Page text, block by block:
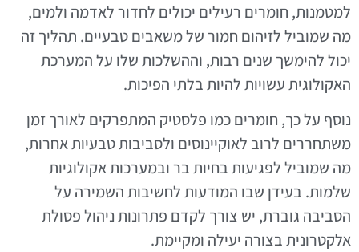
למטמנות, חומרים רעילים יכולים לחדור לאדמה ולמים,
מה שמוביל לזיהום חמור של משאבים טבעיים. תהליך זה
יכול להימשך שנים רבות, וההשלכות שלו על המערכת
האקולוגית עשויות להיות בלתי הפיכות.
נוסף על כך, חומרים כמו פלסטיק המתפרקים לאורך זמן
משתחררים לרוב לאוקיינוסים ולסביבות טבעיות אחרות,
מה שמוביל לפגיעות בחיות בר ובמערכות אקולוגיות
שלמות. בעידן שבו המודעות לחשיבות השמירה על
הסביבה גוברת, יש צורך לקדם פתרונות ניהול פסולת
אלקטרונית בצורה יעילה ומקיימת.